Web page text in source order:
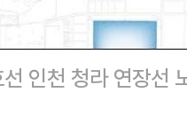
인천 청라 연장선